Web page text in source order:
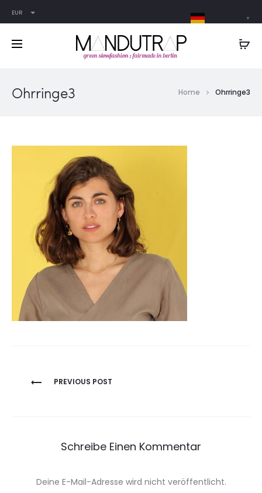
EUR
Ohrringe3 Home Ohrringe3
Beitragsnavigation
PREVIOUS POST
Schreibe Einen Kommentar
Deine E-Mail-Adresse wird nicht veröffentlicht.
▼